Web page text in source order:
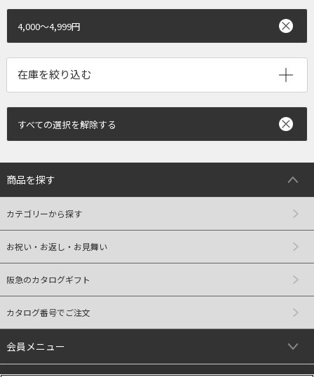
4,000～4,999円
すべての選択を解除する
商品を探す
カテゴリーから探す
お祝い・お返し・お見舞い
阪急のカタログギフト
カタログ番号でご注文
会員メニュー